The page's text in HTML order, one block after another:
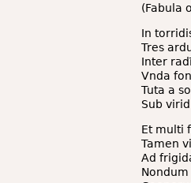
(Fabula
In
Tres
Inter
Vnda
Tuta a
Sub
Et multi
Tamen
Ad